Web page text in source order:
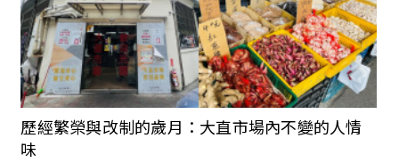
歷經繁榮與改制的歲月：大直市場內不變的人情
味